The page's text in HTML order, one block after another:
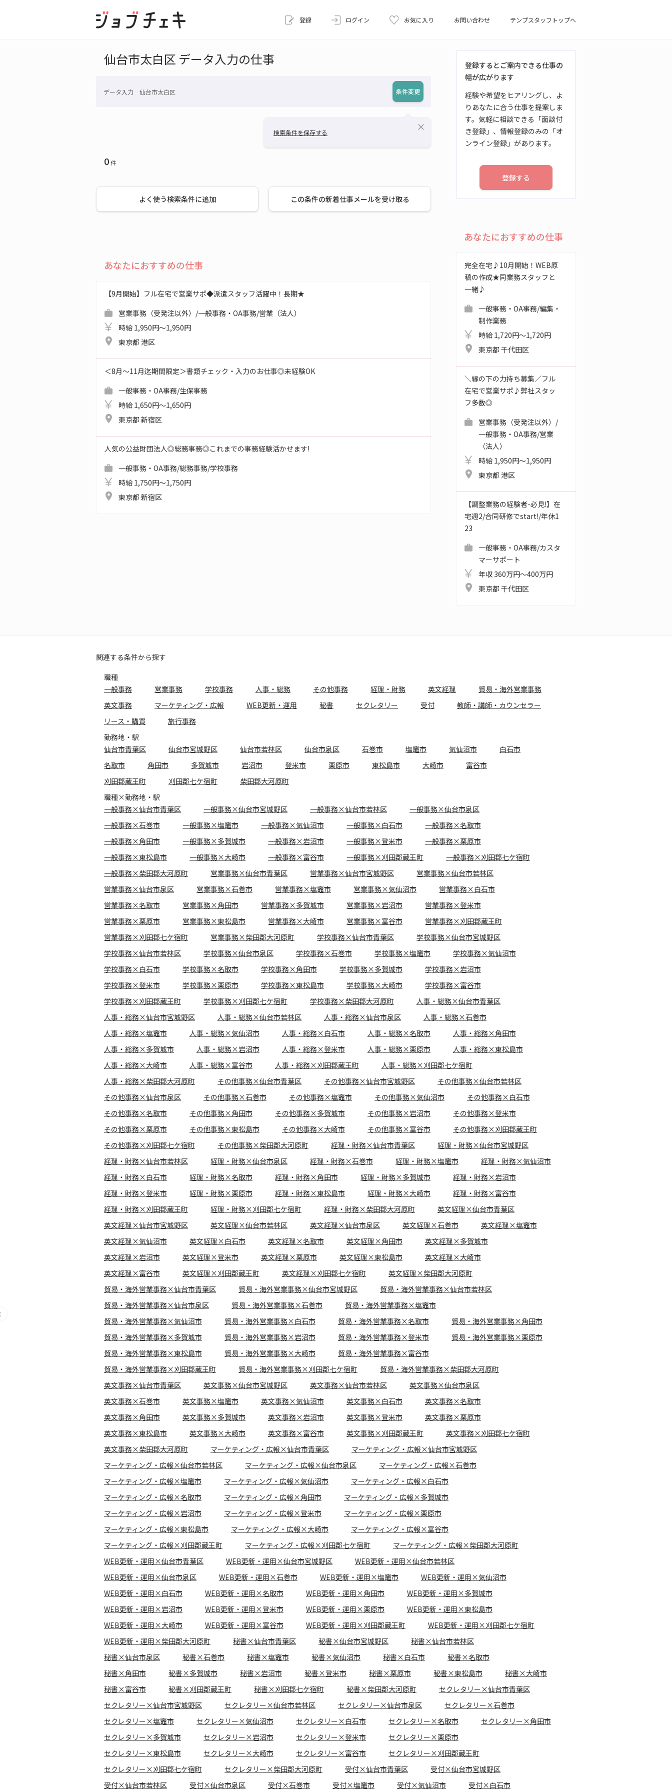
登録 ログイン お気に入り お問い合わせ テンプスタッフトップへ
仙台市太白区 データ入力の仕事
データ入力 仙台市太白区 条件変更
検索条件を保存する
close
0件
よく使う検索条件に追加 この条件の新着仕事メールを受け取る
あなたにおすすめの仕事
【9月開始】フル在宅で営業サポ◆派遣スタッフ活躍中！長期★
営業事務（受発注以外）/一般事務・OA事務/営業（法人）
時給 1,950円～1,950円
東京都 港区
＜8月～11月迄期間限定＞書類チェック・入力のお仕事◎未経験OK
一般事務・OA事務/生保事務
時給 1,650円～1,650円
東京都 新宿区
人気の公益財団法人◎総務事務◎これまでの事務経験活かせます!
一般事務・OA事務/総務事務/学校事務
時給 1,750円～1,750円
東京都 新宿区
登録するとご案内できる仕事の
幅が広がります
経験や希望をヒアリングし、よ
りあなたに合う仕事を提案しま
す。気軽に相談できる「面談付
き登録」、情報登録のみの「オ
ンライン登録」があります。
登録する
あなたにおすすめの仕事
完全在宅♪10月開始！WEB原
稿の作成★同業務スタッフと
一緒♪
一般事務・OA事務/編集・
制作業務
時給 1,720円～1,720円
東京都 千代田区
＼縁の下の力持ち募集／フル
在宅で営業サポ♪弊社スタッ
フ多数◎
営業事務（受発注以外）/
一般事務・OA事務/営業
（法人）
時給 1,950円～1,950円
東京都 港区
【調整業務の経験者-必見!】在
宅週2/合同研修でstart!/年休1
23
一般事務・OA事務/カスタ
マーサポート
年収 360万円～400万円
東京都 千代田区
関連する条件から探す
職種
一般事務
営業事務 学校事務 人事・総務 その他事務 経理・財務 英文経理
貿易・海外営業事務
英文事務
マーケティング・広報 WEB更新・運用 秘書 セクレタリー 受付
教師・講師・カウンセラー
リース・購買
旅行事務
勤務地・駅
仙台市青葉区
仙台市宮城野区 仙台市若林区 仙台市泉区 石巻市 塩竈市 気仙沼市
白石市
名取市
角田市 多賀城市 岩沼市 登米市 栗原市 東松島市 大崎市
富谷市
刈田郡蔵王町
刈田郡七ケ宿町
柴田郡大河原町
職種×勤務地・駅
一般事務×仙台市青葉区
一般事務×仙台市宮城野区 一般事務×仙台市若林区
一般事務×仙台市泉区
一般事務×石巻市
一般事務×塩竈市 一般事務×気仙沼市 一般事務×白石市
一般事務×名取市
一般事務×角田市
一般事務×多賀城市 一般事務×岩沼市 一般事務×登米市
一般事務×栗原市
一般事務×東松島市
一般事務×大崎市 一般事務×富谷市 一般事務×刈田郡蔵王町
一般事務×刈田郡七ケ宿町
一般事務×柴田郡大河原町
営業事務×仙台市青葉区 営業事務×仙台市宮城野区
営業事務×仙台市若林区
営業事務×仙台市泉区
営業事務×石巻市 営業事務×塩竈市 営業事務×気仙沼市
営業事務×白石市
営業事務×名取市
営業事務×角田市 営業事務×多賀城市 営業事務×岩沼市
営業事務×登米市
営業事務×栗原市
営業事務×東松島市 営業事務×大崎市 営業事務×富谷市
営業事務×刈田郡蔵王町
営業事務×刈田郡七ケ宿町
営業事務×柴田郡大河原町 学校事務×仙台市青葉区
学校事務×仙台市宮城野区
学校事務×仙台市若林区
学校事務×仙台市泉区 学校事務×石巻市 学校事務×塩竈市
学校事務×気仙沼市
学校事務×白石市
学校事務×名取市 学校事務×角田市 学校事務×多賀城市
学校事務×岩沼市
学校事務×登米市
学校事務×栗原市 学校事務×東松島市 学校事務×大崎市
学校事務×富谷市
学校事務×刈田郡蔵王町
学校事務×刈田郡七ケ宿町 学校事務×柴田郡大河原町
人事・総務×仙台市青葉区
人事・総務×仙台市宮城野区
人事・総務×仙台市若林区 人事・総務×仙台市泉区
人事・総務×石巻市
人事・総務×塩竈市
人事・総務×気仙沼市 人事・総務×白石市 人事・総務×名取市
人事・総務×角田市
人事・総務×多賀城市
人事・総務×岩沼市 人事・総務×登米市 人事・総務×栗原市
人事・総務×東松島市
人事・総務×大崎市
人事・総務×富谷市 人事・総務×刈田郡蔵王町
人事・総務×刈田郡七ケ宿町
人事・総務×柴田郡大河原町
その他事務×仙台市青葉区 その他事務×仙台市宮城野区
その他事務×仙台市若林区
その他事務×仙台市泉区
その他事務×石巻市 その他事務×塩竈市 その他事務×気仙沼市
その他事務×白石市
その他事務×名取市
その他事務×角田市 その他事務×多賀城市 その他事務×岩沼市
その他事務×登米市
その他事務×栗原市
その他事務×東松島市 その他事務×大崎市 その他事務×富谷市
その他事務×刈田郡蔵王町
その他事務×刈田郡七ケ宿町
その他事務×柴田郡大河原町 経理・財務×仙台市青葉区
経理・財務×仙台市宮城野区
経理・財務×仙台市若林区
経理・財務×仙台市泉区 経理・財務×石巻市 経理・財務×塩竈市
経理・財務×気仙沼市
経理・財務×白石市
経理・財務×名取市 経理・財務×角田市 経理・財務×多賀城市
経理・財務×岩沼市
経理・財務×登米市
経理・財務×栗原市 経理・財務×東松島市 経理・財務×大崎市
経理・財務×富谷市
経理・財務×刈田郡蔵王町
経理・財務×刈田郡七ケ宿町 経理・財務×柴田郡大河原町
英文経理×仙台市青葉区
英文経理×仙台市宮城野区
英文経理×仙台市若林区 英文経理×仙台市泉区 英文経理×石巻市
英文経理×塩竈市
英文経理×気仙沼市
英文経理×白石市 英文経理×名取市 英文経理×角田市
英文経理×多賀城市
英文経理×岩沼市
英文経理×登米市 英文経理×栗原市 英文経理×東松島市
英文経理×大崎市
英文経理×富谷市
英文経理×刈田郡蔵王町 英文経理×刈田郡七ケ宿町
英文経理×柴田郡大河原町
貿易・海外営業事務×仙台市青葉区
貿易・海外営業事務×仙台市宮城野区
貿易・海外営業事務×仙台市若林区
貿易・海外営業事務×仙台市泉区
貿易・海外営業事務×石巻市
貿易・海外営業事務×塩竈市
貿易・海外営業事務×気仙沼市
貿易・海外営業事務×白石市 貿易・海外営業事務×名取市
貿易・海外営業事務×角田市
貿易・海外営業事務×多賀城市
貿易・海外営業事務×岩沼市 貿易・海外営業事務×登米市
貿易・海外営業事務×栗原市
貿易・海外営業事務×東松島市
貿易・海外営業事務×大崎市
貿易・海外営業事務×富谷市
貿易・海外営業事務×刈田郡蔵王町
貿易・海外営業事務×刈田郡七ケ宿町
貿易・海外営業事務×柴田郡大河原町
英文事務×仙台市青葉区
英文事務×仙台市宮城野区 英文事務×仙台市若林区
英文事務×仙台市泉区
英文事務×石巻市
英文事務×塩竈市 英文事務×気仙沼市 英文事務×白石市
英文事務×名取市
英文事務×角田市
英文事務×多賀城市 英文事務×岩沼市 英文事務×登米市
英文事務×栗原市
英文事務×東松島市
英文事務×大崎市 英文事務×富谷市 英文事務×刈田郡蔵王町
英文事務×刈田郡七ケ宿町
英文事務×柴田郡大河原町
マーケティング・広報×仙台市青葉区
マーケティング・広報×仙台市宮城野区
マーケティング・広報×仙台市若林区
マーケティング・広報×仙台市泉区
マーケティング・広報×石巻市
マーケティング・広報×塩竈市
マーケティング・広報×気仙沼市
マーケティング・広報×白石市
マーケティング・広報×名取市
マーケティング・広報×角田市
マーケティング・広報×多賀城市
マーケティング・広報×岩沼市
マーケティング・広報×登米市
マーケティング・広報×栗原市
マーケティング・広報×東松島市
マーケティング・広報×大崎市
マーケティング・広報×富谷市
マーケティング・広報×刈田郡蔵王町
マーケティング・広報×刈田郡七ケ宿町
マーケティング・広報×柴田郡大河原町
WEB更新・運用×仙台市青葉区
WEB更新・運用×仙台市宮城野区
WEB更新・運用×仙台市若林区
WEB更新・運用×仙台市泉区
WEB更新・運用×石巻市 WEB更新・運用×塩竈市
WEB更新・運用×気仙沼市
WEB更新・運用×白石市
WEB更新・運用×名取市 WEB更新・運用×角田市
WEB更新・運用×多賀城市
WEB更新・運用×岩沼市
WEB更新・運用×登米市 WEB更新・運用×栗原市
WEB更新・運用×東松島市
WEB更新・運用×大崎市
WEB更新・運用×富谷市 WEB更新・運用×刈田郡蔵王町
WEB更新・運用×刈田郡七ケ宿町
WEB更新・運用×柴田郡大河原町
秘書×仙台市青葉区 秘書×仙台市宮城野区
秘書×仙台市若林区
秘書×仙台市泉区
秘書×石巻市 秘書×塩竈市 秘書×気仙沼市 秘書×白石市
秘書×名取市
秘書×角田市
秘書×多賀城市 秘書×岩沼市 秘書×登米市 秘書×栗原市 秘書×東松島市
秘書×大崎市
秘書×富谷市
秘書×刈田郡蔵王町 秘書×刈田郡七ケ宿町 秘書×柴田郡大河原町
セクレタリー×仙台市青葉区
セクレタリー×仙台市宮城野区
セクレタリー×仙台市若林区 セクレタリー×仙台市泉区
セクレタリー×石巻市
セクレタリー×塩竈市
セクレタリー×気仙沼市 セクレタリー×白石市 セクレタリー×名取市
セクレタリー×角田市
セクレタリー×多賀城市
セクレタリー×岩沼市 セクレタリー×登米市
セクレタリー×栗原市
セクレタリー×東松島市
セクレタリー×大崎市 セクレタリー×富谷市
セクレタリー×刈田郡蔵王町
セクレタリー×刈田郡七ケ宿町
セクレタリー×柴田郡大河原町 受付×仙台市青葉区
受付×仙台市宮城野区
受付×仙台市若林区
受付×仙台市泉区 受付×石巻市 受付×塩竈市 受付×気仙沼市 受付×白石市